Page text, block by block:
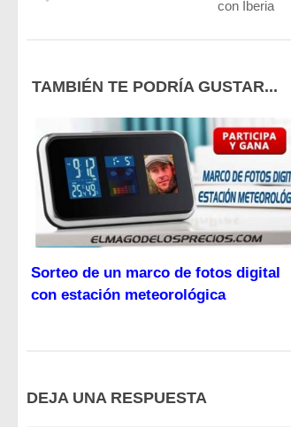
con Iberia
TAMBIÉN TE PODRÍA GUSTAR...
Sorteo de un marco de fotos digital
con estación meteorológica
DEJA UNA RESPUESTA